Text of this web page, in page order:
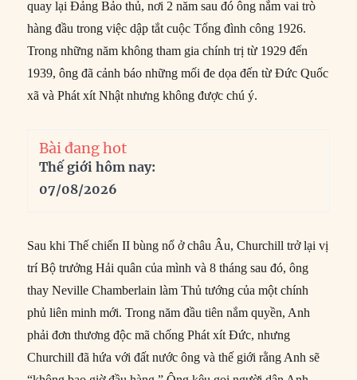
quay lại Đảng Bảo thủ, nơi 2 năm sau đó ông nắm vai trò
hàng đầu trong việc dập tắt cuộc Tổng đình công 1926.
Trong những năm không tham gia chính trị từ 1929 đến
1939, ông đã cảnh báo những mối đe dọa đến từ Đức Quốc
xã và Phát xít Nhật nhưng không được chú ý.
Bài đang hot
Thế giới hôm nay:
07/08/2026
Sau khi Thế chiến II bùng nổ ở châu Âu, Churchill trở lại vị
trí Bộ trưởng Hải quân của mình và 8 tháng sau đó, ông
thay Neville Chamberlain làm Thủ tướng của một chính
phủ liên minh mới. Trong năm đầu tiên nắm quyền, Anh
phải đơn thương độc mã chống Phát xít Đức, nhưng
Churchill đã hứa với đất nước ông và thế giới rằng Anh sẽ